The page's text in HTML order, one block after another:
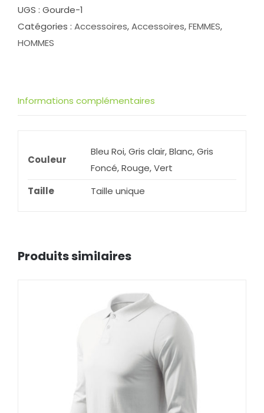
Thermique
Double
Paroi
UGS : Gourde-1
Catégories : Accessoires,Accessoires,FEMMES,
HOMMES
Informations complémentaires
Couleur
Bleu Roi, Gris clair, Blanc, Gris
Foncé, Rouge, Vert
Taille
Taille unique
Produits similaires